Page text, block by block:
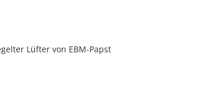
Lüfter von EBM-Papst